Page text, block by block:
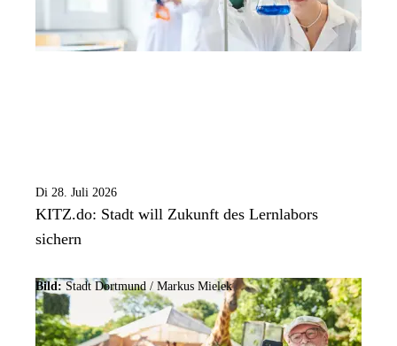
Di 28. Juli 2026
KITZ.do: Stadt will Zukunft des Lernlabors
sichern
Bild: Stadt Dortmund / Markus Mielek